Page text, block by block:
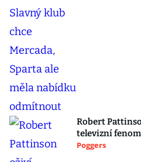
Robert
televizní
Poggers